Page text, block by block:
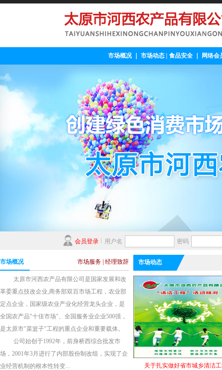
市场概况｜ 市场动态| 食品安全｜ 网络会
会员登录 用户名 密码
市场概况 市场服务 经理致辞
太原市河西农产品有限公司是国家发展和改
革委重点技改企业,商务部双百市场工程，农业部
定点企业，国家级农业产业化经营龙头企业，是
全国农产品"十佳市场"、全国服务业企业500强，
是太原市"菜篮子"工程的重点企业和重要载体。
公司始创于1992年，前身桥西综合批发市
场，2001年3月进行了内部股份制改组，实现了企
业经营机制的根本性转变...
市场动态
关于扎实做好省市城乡清洁